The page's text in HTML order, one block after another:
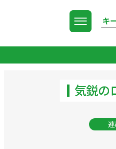
気鋭の